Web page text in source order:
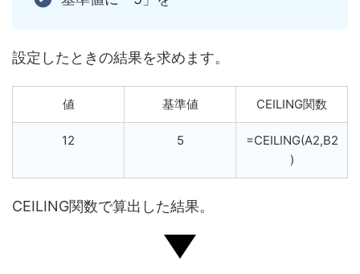
設定したときの結果を求めます。
値 基準値 CEILING関数
12 5
=CEILING(A2,B2
)
CEILING関数で算出した結果。